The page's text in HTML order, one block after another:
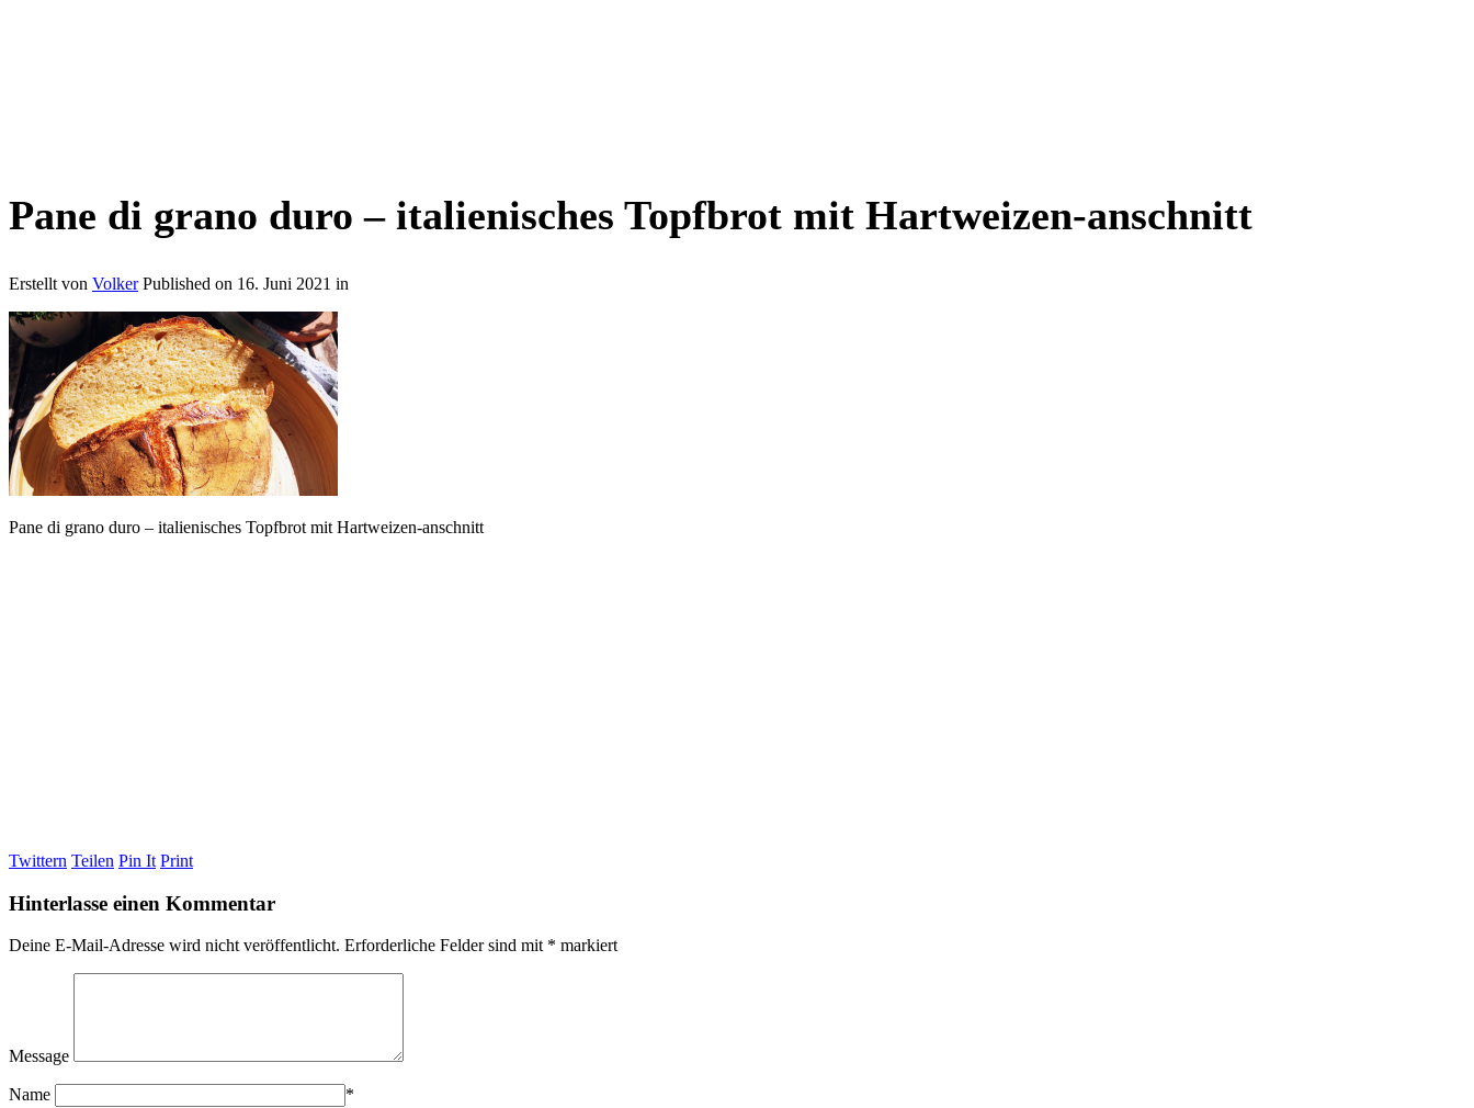
Pane di grano duro – italienisches Topfbrot mit Hartweizen-anschnitt
Erstellt von Volker Published on 16. Juni 2021 in
Pane di grano duro – italienisches Topfbrot mit Hartweizen-anschnitt
Twittern Teilen Pin It Print
Hinterlasse einen Kommentar
Deine E-Mail-Adresse wird nicht veröffentlicht. Erforderliche Felder sind mit * markiert
Message
Name *